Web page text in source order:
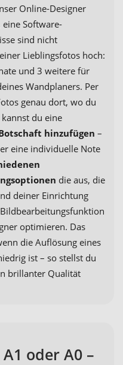
Online-Designer
Software-
sind nicht
Lieblingsfotos hoch:
und 3 weitere für
Wandplaners. Per
genau dort, wo du
du eine
hinzufügen –
eine individuelle Note
die aus, die
deiner Einrichtung
optimieren. Das
die Auflösung eines
ist – so stellst du
brillanter Qualität
oder A0 –